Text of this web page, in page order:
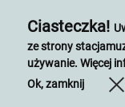
Ciasteczka!
ze strony
używanie. Więcej
Ok, zamknij